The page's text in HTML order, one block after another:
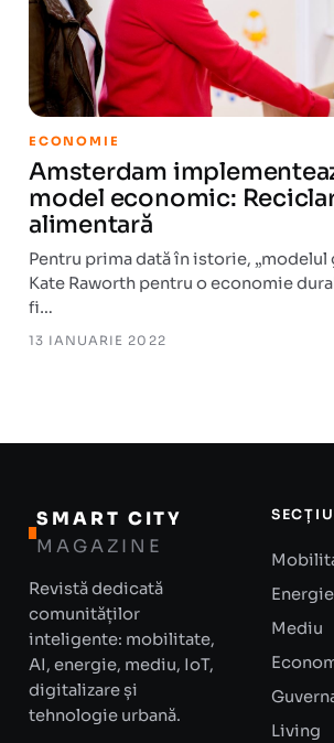
ECONOMIE
Amsterdam
model economic:
alimentară
Pentru prima dată în istorie, „modelul
Kate Raworth pentru o economie
fi…
13 IANUARIE 2022
SMART CITY
MAGAZINE
Revistă dedicată
comunităților
inteligente: mobilitate,
AI, energie, mediu, IoT,
digitalizare și
tehnologie urbană.
Energie
Mediu
Living